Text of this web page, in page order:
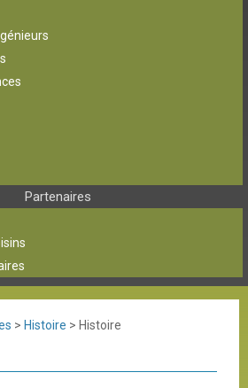
Partenaires
> Histoire > Histoire